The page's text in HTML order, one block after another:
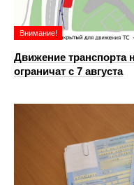
Внимание!
Движение транспорта
ограничат с 7 августа